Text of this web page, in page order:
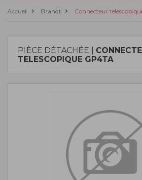
Accueil Brandt Connecteur
PIÈCE DÉTACHÉE |
TELESCOPIQUE GP4TA